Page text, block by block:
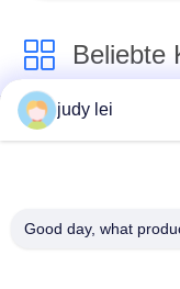
JW
Beliebte
Ersatzteile des
judy lei
Good day, what